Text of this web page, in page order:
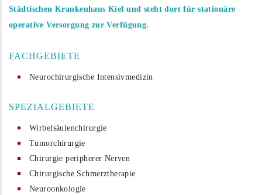
Städtischen Krankenhaus Kielund steht dort für stationäre
operative Versorgung zur Verfügung.
FACHGEBIETE
Neurochirurgische Intensivmedizin
SPEZIALGEBIETE
Wirbelsäulenchirurgie
Tumorchirurgie
Chirurgie peripherer Nerven
Chirurgische Schmerztherapie
Neuroonkologie